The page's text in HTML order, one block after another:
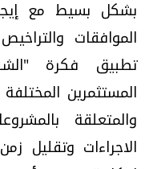
بشكل بسيط مع
الموافقات
تطبيق فكرة
المستثمرين
والمتعلقة
الاجراءات وتقليل